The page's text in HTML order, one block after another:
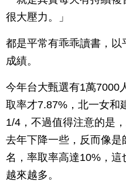
很大壓力。」
都是平常有乖乖讀書，
成績。
今年台大甄選有1萬7000
取率才7.87%，北一女和
1/4，不過值得注意的是
去年下降一些，反而像
名，率取率高達10%，
越來越多。